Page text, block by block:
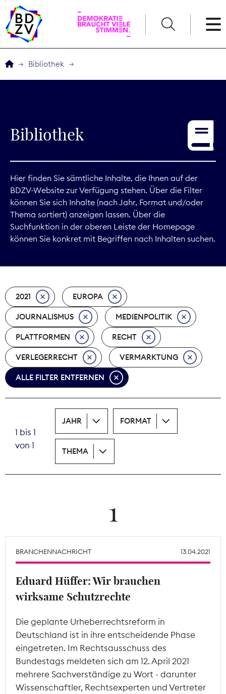
Service
Digitales
Kommunikation
Marktdaten
Nachhaltigkeit
Nachwuchs
Nova Award
Pressefreiheit
Print
Recht
Tarifpolitik
Theodor-Wolff-Preis
Mitgliederbereich
Bibliothek
Bibliothek
Hier finden Sie sämtliche Inhalte, die Ihnen auf der
BDZV-Website zur Verfügung stehen. Über die Filter
können Sie sich Inhalte (nach Jahr, Format und/oder
Thema sortiert) anzeigen lassen. Über die
Suchfunktion in der oberen Leiste der Homepage
können Sie konkret mit Begriffen nach Inhalten suchen.
2021 EUROPA
JOURNALISMUS MEDIENPOLITIK
PLATTFORMEN RECHT
VERLEGERRECHT VERMARKTUNG
ALLE FILTER ENTFERNEN
1 bis 1
von 1
JAHR FORMAT
THEMA
1
BRANCHENNACHRICHT 13.04.2021
Eduard Hüffer: Wir brauchen
wirksame Schutzrechte
Die geplante Urheberrechtsreform in
Deutschland ist in ihre entscheidende Phase
eingetreten. Im Rechtsausschuss des
Bundestags meldeten sich am 12. April 2021
mehrere Sachverständige zu Wort - darunter
Wissenschaftler, Rechtsexperten und Vertreter